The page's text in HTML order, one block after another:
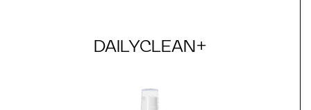
DAILYCLEAN+